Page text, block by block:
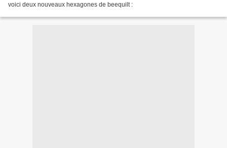
voici deux nouveaux hexagones de beequilt :